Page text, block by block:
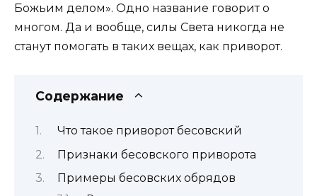
Божьим делом». Одно название говорит о
многом. Да и вообще, силы Света никогда не
станут помогать в таких вещах, как приворот.
Содержание
Что такое приворот бесовский
Признаки бесовского приворота
Примеры бесовских обрядов